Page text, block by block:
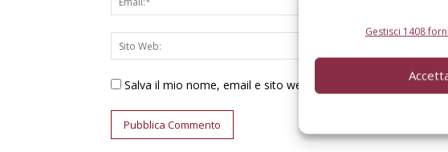
Gestisci 1408
Salva il mio nome, email e sito web in questo browser per la